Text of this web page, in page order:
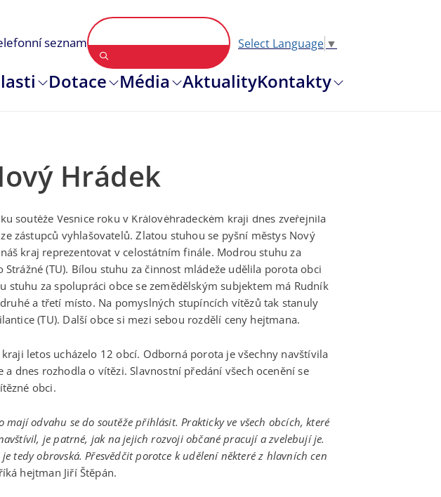
seznam Select Language ▼
Dotace Média AktualityKontakty
Hrádek
soutěže Vesnice roku v Královéhradeckém kraji dnes zveřejnila
zástupců vyhlašovatelů. Zlatou stuhou se pyšní městys Nový
kraj reprezentovat v celostátním finále. Modrou stuhu za
Strážné (TU). Bílou stuhu za činnost mládeže udělila porota obci
stuhu za spolupráci obce se zemědělským subjektem má Rudník
a třetí místo. Na pomyslných stupíncích vítězů tak stanuly
(TU). Další obce si mezi sebou rozdělí ceny hejtmana.
letos ucházelo 12 obcí. Odborná porota je všechny navštívila
dnes rozhodla o vítězi. Slavnostní předání všech ocenění se
obci.
mají odvahu se do soutěže přihlásit. Prakticky ve všech obcích, které
je patrné, jak na jejich rozvoji občané pracují a zvelebují je.
tedy obrovská. Přesvědčit porotce k udělení některé z hlavních cen
hejtman Jiří Štěpán.